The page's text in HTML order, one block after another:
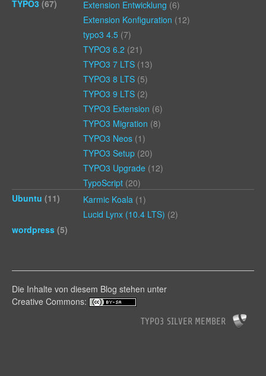
TYPO3 (67) Extension Entwicklung (6)
Extension Konfiguration (12)
typo3 4.5 (7)
TYPO3 6.2 (21)
TYPO3 7 LTS (13)
TYPO3 8 LTS (5)
TYPO3 9 LTS (2)
TYPO3 Extension (6)
TYPO3 Migration (8)
TYPO3 Neos (1)
TYPO3 Setup (20)
TYPO3 Upgrade (12)
TypoScript (20)
Ubuntu (11) Karmic Koala (1)
Lucid Lynx (10.4 LTS) (2)
wordpress (5)
Die Inhalte von diesem Blog stehen unter
Creative Commons: